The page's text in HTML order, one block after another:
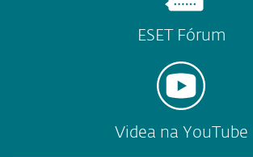
ESET Fórum
Videa na YouTube